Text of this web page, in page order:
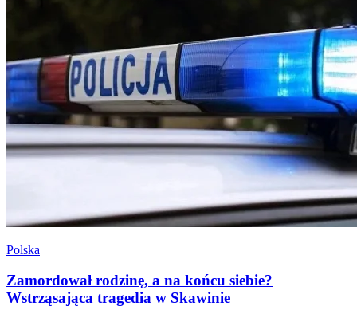
Polska
Zamordował rodzinę, a na końcu siebie?
Wstrząsająca tragedia w Skawinie